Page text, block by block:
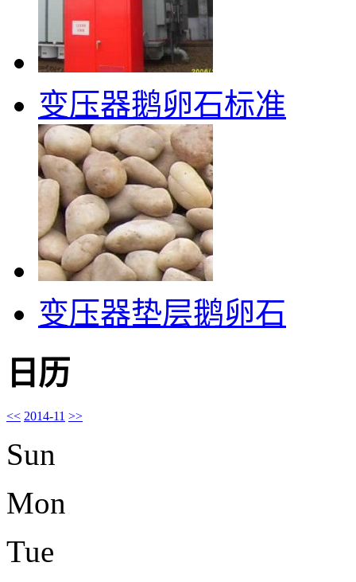
变压器鹅卵石标准
变压器垫层鹅卵石
日历
<< 2014-11 >>
Sun
Mon
Tue